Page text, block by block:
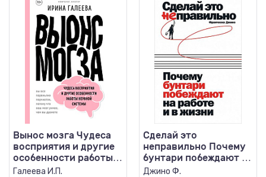
Вынос мозга Чудеса
восприятия и другие
особенности работы
нервной системы
Галеева И.П.
Сделай это
неправильно Почему
бунтари побеждают на
работе и в жизни
Джино Ф.